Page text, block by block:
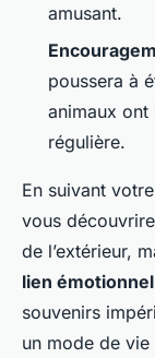
amusant.
poussera à
animaux ont
régulière.
En suivant
vous
de l’extérieur,
lien émotionnel
souvenirs
un mode de